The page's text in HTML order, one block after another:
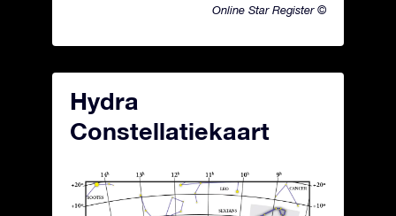
Online Star Register ©
Hydra
Constellatiekaart